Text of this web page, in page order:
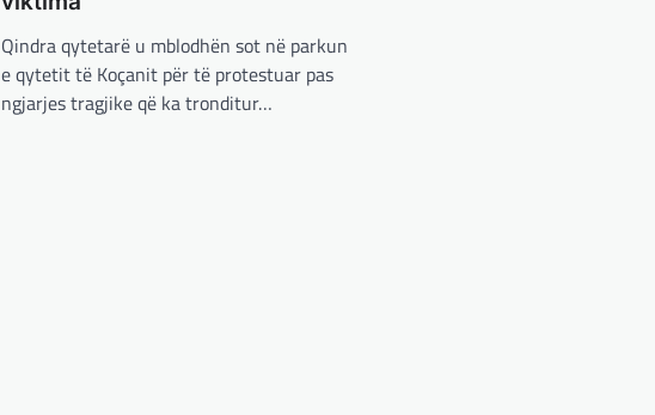
Qindra qytetarë u mblodhën sot në parkun
e qytetit të Koçanit për të protestuar pas
ngjarjes tragjike që ka tronditur…